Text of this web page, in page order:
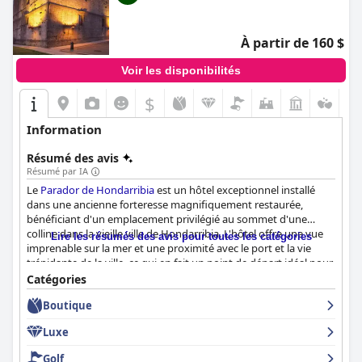
À partir de 160 $
Voir les disponibilités
$
Information
Résumé des avis
Résumé par IA
Le Parador de Hondarribiaest un hôtel exceptionnel installé
dans une ancienne forteresse magnifiquement restaurée,
bénéficiant d'un emplacement privilégié au sommet d'une
colline dans la vieille ville de Hondarribia. L'hôtel offre une vue
imprenable sur la mer et une proximité avec le port et la vie
trépidante de la ville, ce qui en fait un point de départ idéal pour
explorer les attractions locales et la ville voisine de Saint-
Sébastien. Les clients apprécient le bâtiment majestueux, qui
combine le charme historique avec des équipements modernes,
avec vue sur la mer.
Lire les résumés des avis pour toutes les catégories
Catégories
Boutique
Luxe
Golf